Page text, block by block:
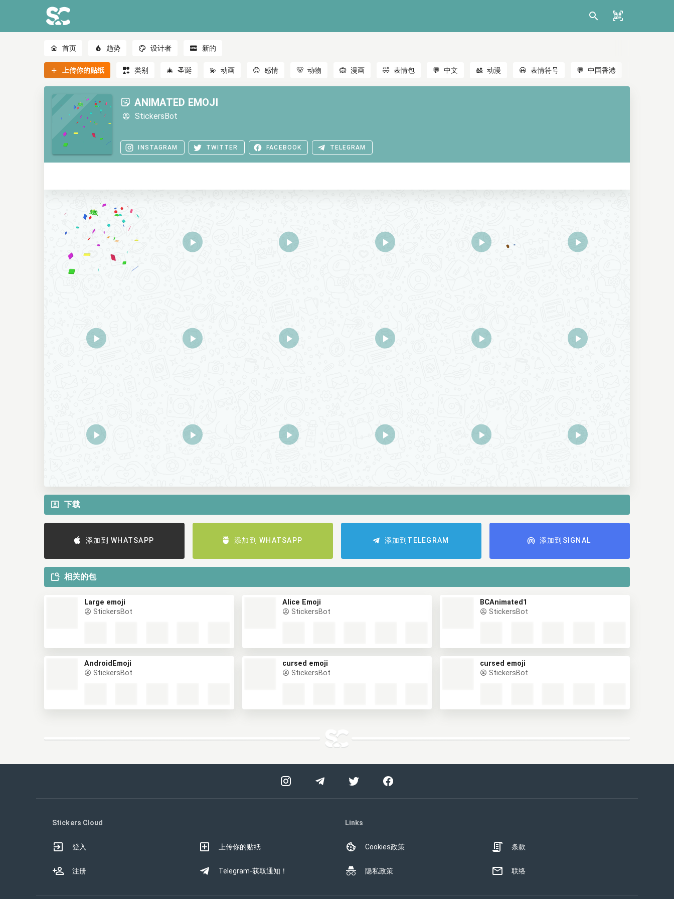
首页 趋势 设计者 新的
上传你的贴纸 类别 🎄 圣诞 💫 动画 😊 感情 🐻 动物 🙉 漫画 🤣 表情包 💬 中文 🎎 动漫 😃 表情符号 💬 中国香港
ANIMATED EMOJI
StickersBot
INSTAGRAM TWITTER FACEBOOK TELEGRAM
下载
添加到 WHATSAPP 添加到 WHATSAPP 添加到TELEGRAM 添加到SIGNAL
相关的包
Large emoji
StickersBot
Alice Emoji
StickersBot
BCAnimated1
StickersBot
AndroidEmoji
StickersBot
cursed emoji
StickersBot
cursed emoji
StickersBot
Stickers Cloud
登入
注册
上传你的贴纸
Telegram-获取通知！
Links
Cookies政策
隐私政策
条款
联络